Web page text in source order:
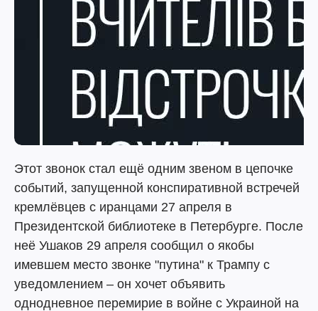
Этот звонок стал ещё одним звеном в цепочке
событий, запущенной конспиративной встречей
кремлёвцев с иранцами 27 апреля в
Президентской библиотеке в Петербурге. После
неё Ушаков 29 апреля сообщил о якобы
имевшем место звонке "путина" к Трампу с
уведомлением – он хочет объявить
однодневное перемирие в войне с Украиной на